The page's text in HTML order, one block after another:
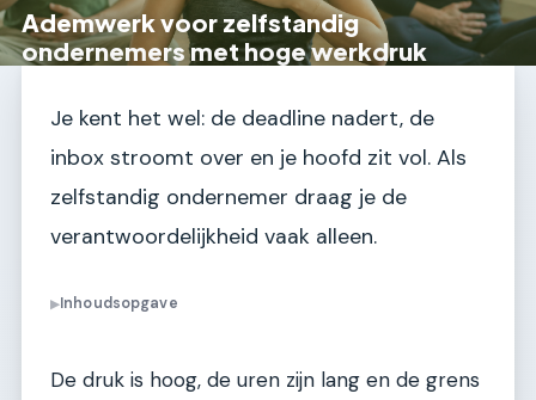
Ademwerk voor zelfstandig
ondernemers met hoge werkdruk
Je kent het wel: de deadline nadert, de
inbox stroomt over en je hoofd zit vol. Als
zelfstandig ondernemer draag je de
verantwoordelijkheid vaak alleen.
▶Inhoudsopgave
De druk is hoog, de uren zijn lang en de grens